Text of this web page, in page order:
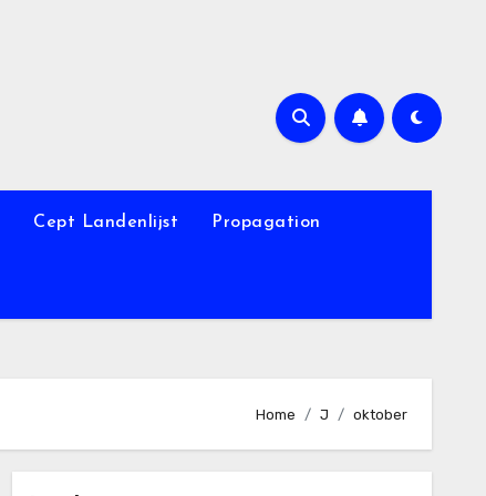
Cept Landenlijst Propagation
Home J oktober